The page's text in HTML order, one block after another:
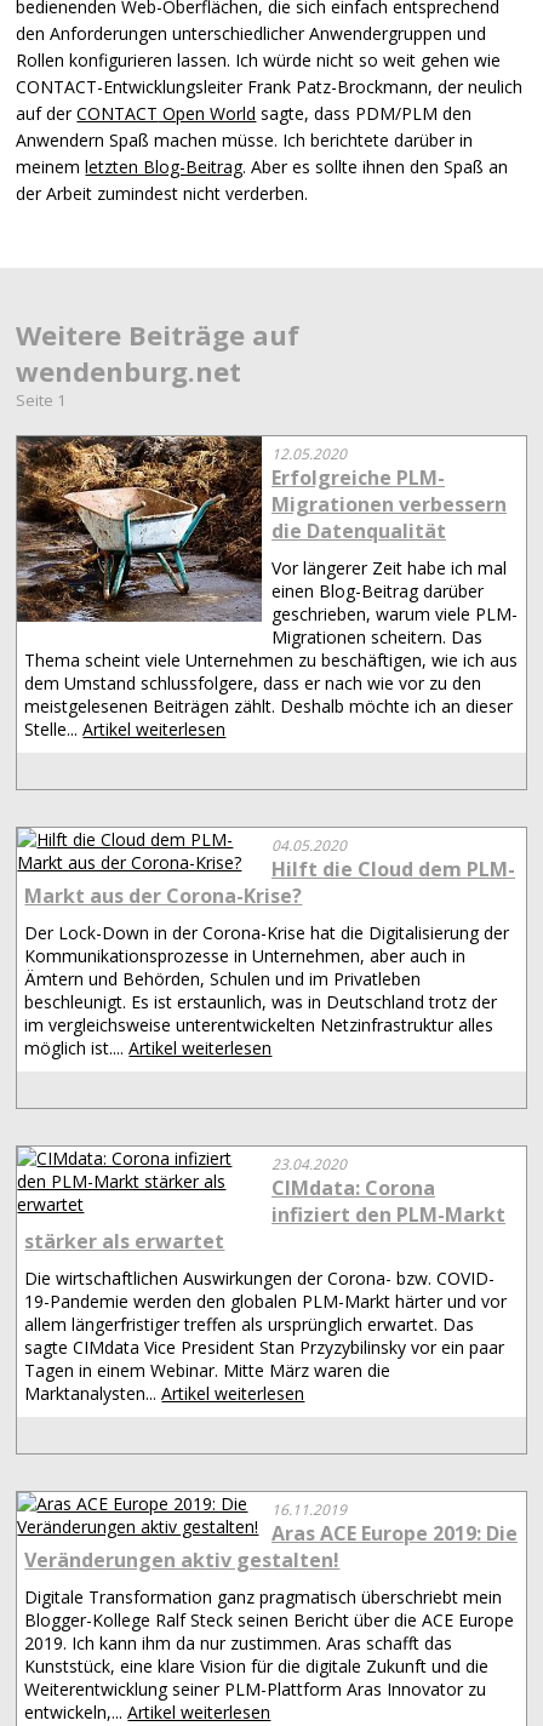
bedienenden Web-Oberflächen, die sich einfach entsprechend
den Anforderungen unterschiedlicher Anwendergruppen und
Rollen konfigurieren lassen. Ich würde nicht so weit gehen wie
CONTACT-Entwicklungsleiter Frank Patz-Brockmann, der neulich
auf derCONTACT Open World sagte, dass PDM/PLM den
Anwendern Spaß machen müsse. Ich berichtete darüber in
meinemletzten Blog-Beitrag. Aber es sollte ihnen den Spaß an
der Arbeit zumindest nicht verderben.
Weitere Beiträge auf
wendenburg.net
Seite 1
12.05.2020
Erfolgreiche PLM-
Migrationen verbessern
die Datenqualität
Vor längerer Zeit habe ich mal
einen Blog-Beitrag darüber
geschrieben, warum viele PLM-
Migrationen scheitern. Das
Thema scheint viele Unternehmen zu beschäftigen, wie ich aus
dem Umstand schlussfolgere, dass er nach wie vor zu den
meistgelesenen Beiträgen zählt. Deshalb möchte ich an dieser
Stelle...Artikel weiterlesen
04.05.2020
Hilft die Cloud dem PLM-
Markt aus der Corona-Krise?
Der Lock-Down in der Corona-Krise hat die Digitalisierung der
Kommunikationsprozesse in Unternehmen, aber auch in
Ämtern und Behörden, Schulen und im Privatleben
beschleunigt. Es ist erstaunlich, was in Deutschland trotz der
im vergleichsweise unterentwickelten Netzinfrastruktur alles
möglich ist....Artikel weiterlesen
23.04.2020
CIMdata: Corona
infiziert den PLM-Markt
stärker als erwartet
Die wirtschaftlichen Auswirkungen der Corona- bzw. COVID-
19-Pandemie werden den globalen PLM-Markt härter und vor
allem längerfristiger treffen als ursprünglich erwartet. Das
sagte CIMdata Vice President Stan Przyzybilinsky vor ein paar
Tagen in einem Webinar. Mitte März waren die
Marktanalysten...Artikel weiterlesen
16.11.2019
Aras ACE Europe 2019: Die
Veränderungen aktiv gestalten!
Digitale Transformation ganz pragmatisch überschriebt mein
Blogger-Kollege Ralf Steck seinen Bericht über die ACE Europe
2019. Ich kann ihm da nur zustimmen. Aras schafft das
Kunststück, eine klare Vision für die digitale Zukunft und die
Weiterentwicklung seiner PLM-Plattform Aras Innovator zu
entwickeln,...Artikel weiterlesen